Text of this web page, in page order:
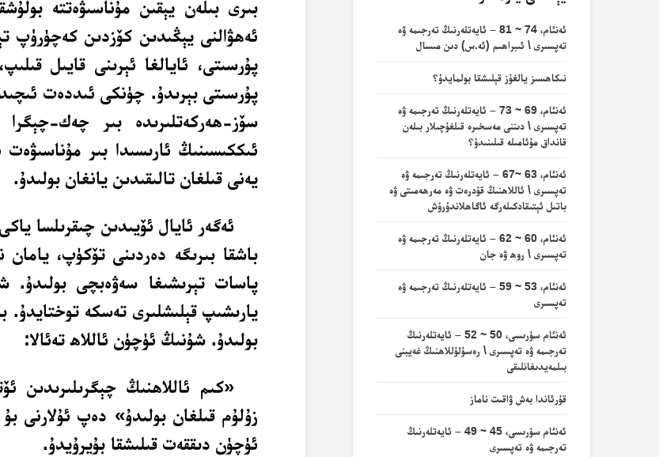
بىرى بىلەن يېقىن مۇناسىۋەتتە
ئەھۋالنى يېڭىدىن كۆزدىن كەچۈرۈپ
پۇرسىتى، ئايالغا ئېرىنى قايىل
پۇرسىتى بېرىدۇ. چۈنكى ئىددەت
سۆز-ھەركەتلىرىدە بىر چەك-
ئىككىسىنىڭ ئارىسىدا بىر مۇناسىۋەت
يەنى قىلغان تالىقىدىن يانغان بولىدۇ.
ئەگەر ئايال ئۆيىدىن چىقرىلسا
باشقا بىرىگە دەردىنى تۆكۈپ، يامان
پاسات تېرىشىغا سەۋەبچى بولىدۇ.
يارىشىپ قېلىشلىرى تەسكە توختايدۇ.
بولىدۇ. شۇنىڭ ئۈچۈن ئاللاھ تەئالا:
«كىم ئاللاھنىڭ چېگرىلىرىدىن
زۇلۇم قىلغان بولىدۇ» دەپ ئۇلارنى
ئۈچۈن دىققەت قىلىشقا بۇيرۇيدۇ.
ئەنئام، 74 ~ 81 – ئايەتلەرنىڭ تەرجىمە ۋە
تەپسىرى \ ئىبراھىم (ئە.س) دىن مىسال
نىكاھسىز يالغۇز قېلىشقا بولمايدۇ؟
ئەنئام، 69 ~ 73 – ئايەتلەرنىڭ تەرجىمە ۋە
تەپسىرى \ دىننى مەسخىرە قىلغۇچىلار بىلەن
قانداق مۇئامىلە قىلىنىدۇ؟
ئەنئام، 63 ~67 – ئايەتلەرنىڭ تەرجىمە ۋە
تەپسىرى \ ئاللاھنىڭ قۇدرەت ۋە مەرھەمىتى ۋە
باتىل ئېتىقادكىلەرگە ئاگاھلاندۇرۇش
ئەنئام، 60 ~ 62 – ئايەتلەرنىڭ تەرجىمە ۋە
تەپسىرى \ روھ ۋە جان
ئەنئام، 53 ~ 59 – ئايەتلەرنىڭ تەرجىمە ۋە
تەپسىرى
ئەنئام سۈرىسى، 50 ~ 52 – ئايەتلەرنىڭ
تەرجىمە ۋە تەپسىرى \ رەسۇلۇللاھنىڭ غەيبنى
بىلمەيدىغانلىقى
قۇرئاندا بەش ۋاقىت ناماز
ئەنئام سۈرىسى، 45 ~ 49 – ئايەتلەرنىڭ
تەرجىمە ۋە تەپسىرى